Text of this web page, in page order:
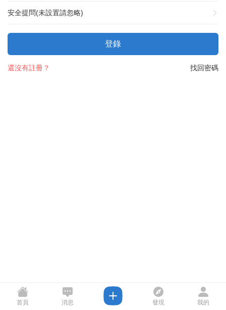
安全提問(未設置請忽略)
登錄
找回密碼
還沒有註冊？
首頁 消息 發現 我的